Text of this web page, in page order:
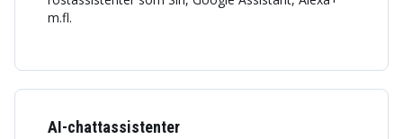
m.fl.
AI-chattassistenter